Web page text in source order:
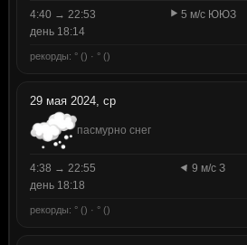
4:40 → 22:53
5 м/с ЮЮЗ
день 18:14
рекорды: ° () · ° ()
29 мая 2024, ср
пасмурно снег
4:38 → 22:55
9 м/с З
день 18:18
рекорды: ° () · ° ()